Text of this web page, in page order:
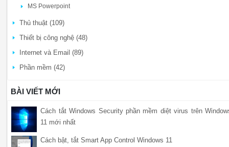
MS Powerpoint
Thủ thuật (109)
Thiết bị công nghệ (48)
Internet và Email (89)
Phần mềm (42)
BÀI VIẾT MỚI
Cách tắt Windows Security phần mềm diệt virus trên
11 mới nhất
Cách bật, tắt Smart App Control Windows 11